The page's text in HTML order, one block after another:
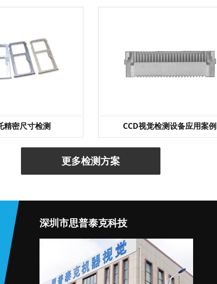
精密尺寸检测 CCD视觉检测设备应用案例
更多检测方案
深圳市思普泰克科技